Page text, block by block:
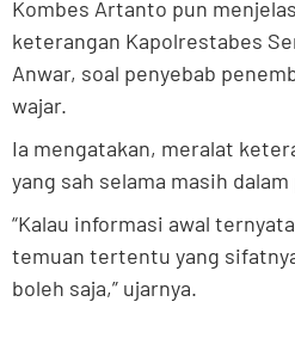
Kombes Artanto pun
keterangan Kapolrestabes
Anwar, soal penyebab
wajar.
Ia mengatakan, meralat
yang sah selama masih
“Kalau informasi awal
temuan tertentu yang
boleh saja,” ujarnya.